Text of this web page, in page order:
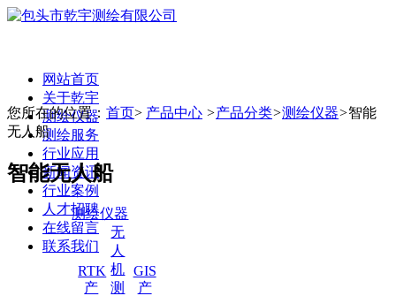
网站首页
关于乾宇
测绘仪器
测绘服务
行业应用
新闻资讯
行业案例
人才招聘
在线留言
联系我们
您所在的位置： 首页> 产品中心 >产品分类>测绘仪器>智能
无人船
智能无人船
测绘仪器
RTK
产
无
人
机
测
GIS
产